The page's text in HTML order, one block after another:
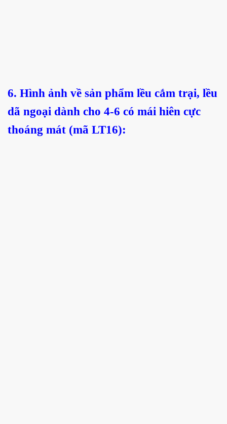
6. Hình ảnh về sản phẩm lều cắm trại, lều
dã ngoại dành cho 4-6 có mái hiên cực
thoáng mát (mã LT16):